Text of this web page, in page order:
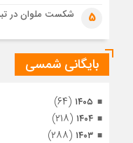
تصاویری از تراکم
اشرف5 شکست ملوان در
بایگانی شمسی
۱۴۰۵ (۶۴)
۱۴۰۴ (۲۱۸)
۱۴۰۳ (۲۸۸)